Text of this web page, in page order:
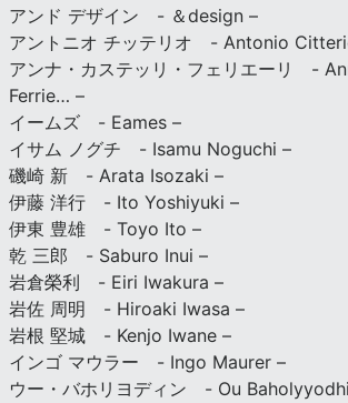
アンド デザイン - ＆design –
アントニオ チッテリオ - Antonio
アンナ・カステッリ・フェリエーリ -
Ferrie… –
イームズ - Eames –
イサム ノグチ - Isamu Noguchi –
磯崎 新 - Arata Isozaki –
伊藤 洋行 - Ito Yoshiyuki –
伊東 豊雄 - Toyo Ito –
乾 三郎 - Saburo Inui –
岩倉榮利 - Eiri Iwakura –
岩佐 周明 - Hiroaki Iwasa –
岩根 堅城 - Kenjo Iwane –
インゴ マウラー - Ingo Maurer –
ウー・バホリヨディン - Ou